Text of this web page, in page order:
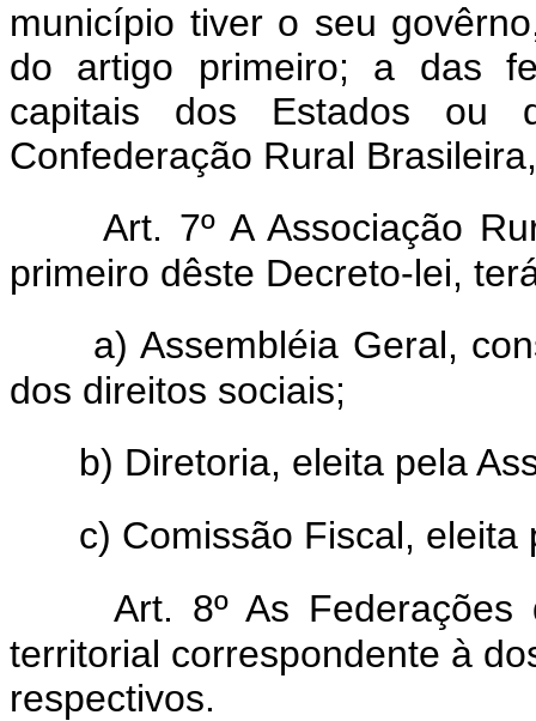
município tiver o seu
do artigo primeiro; a das
capitais dos Estados ou
Confederação Rural
Art. 7º A Associação
primeiro dêste Decreto-lei,
a) Assembléia Geral,
dos direitos sociais;
b) Diretoria, eleita pela
c) Comissão Fiscal, eleita
Art. 8º As
territorial correspondente à
respectivos.